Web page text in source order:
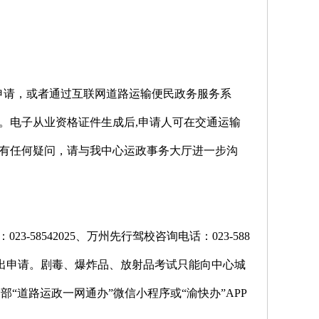
，或者通过互联网道路运输便民政务服务系
电子从业资格证件生成后,申请人可在交通运输
任何疑问，请与我中心运政事务大厅进一步沟
58542025、万州先行驾校咨询电话：023-588
请。剧毒、爆炸品、放射品考试只能向中心城
道路运政一网通办”微信小程序或“渝快办”APP